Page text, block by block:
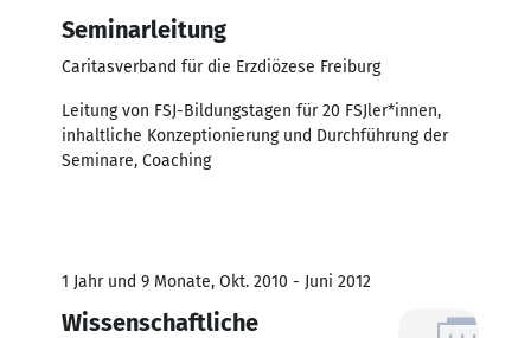
Seminarleitung
Caritasverband für die Erzdiözese Freiburg
Leitung von FSJ-Bildungstagen für 20 FSJler*innen,
inhaltliche Konzeptionierung und Durchführung der
Seminare, Coaching
1 Jahr und 9 Monate, Okt. 2010 - Juni 2012
Wissenschaftliche